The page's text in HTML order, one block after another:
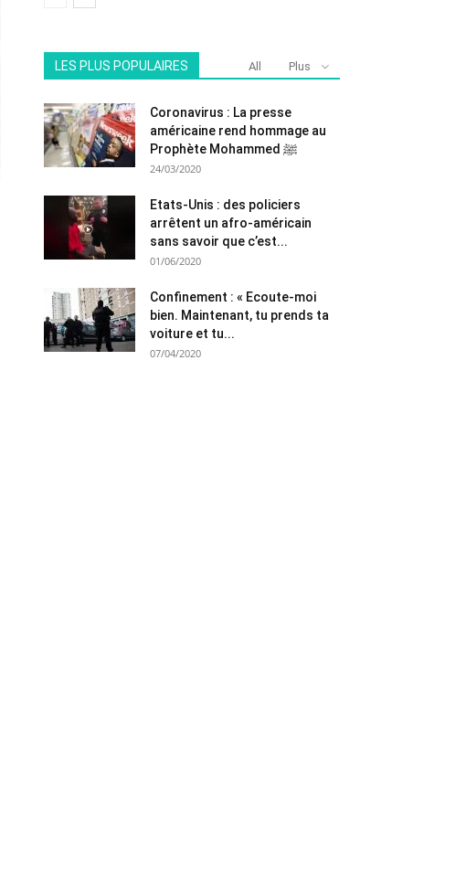
LES PLUS POPULAIRES All Plus
Coronavirus : La presse
américaine rend hommage au
Prophète Mohammed ﷺ
24/03/2020
Etats-Unis : des policiers
arrêtent un afro-américain
sans savoir que c’est...
01/06/2020
Confinement : « Ecoute-moi
bien. Maintenant, tu prends ta
voiture et tu...
07/04/2020